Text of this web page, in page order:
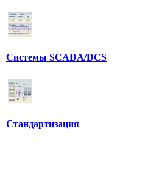
Системы SCADA/DCS
Стандартизация